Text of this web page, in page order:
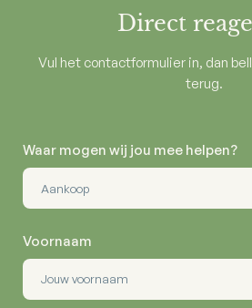
Direct
Vul het contactformulier in, dan
terug.
Waar mogen wij jou mee helpen?
Voornaam